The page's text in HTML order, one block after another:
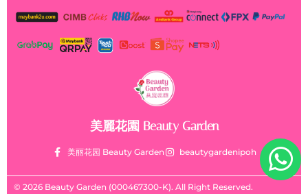
美麗花園 Beauty Garden
美丽花园 Beauty Garden beautygardenipoh
© 2026 Beauty Garden (000467300-K). All Right Reserved.